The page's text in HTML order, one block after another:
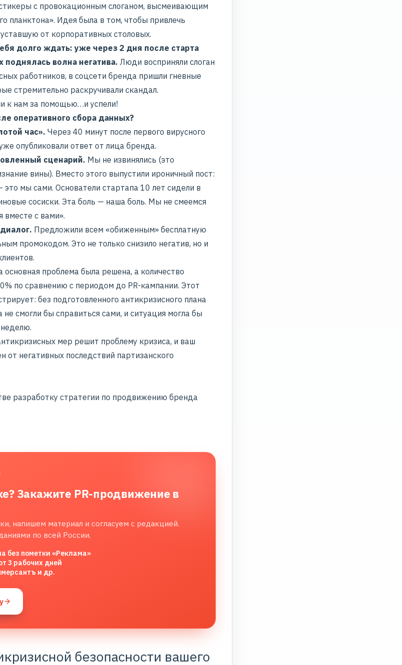
с провокационным слоганом, высмеивающим
планктона». Идея была в том, чтобы привлечь
от корпоративных столовых.
долго ждать: уже через 2 дня после старта
поднялась волна негатива. Люди восприняли слоган
работников, в соцсети бренда пришли гневные
стремительно раскручивали скандал.
к нам за помощью…и успели!
оперативного сбора данных?
час». Через 40 минут после первого вирусного
опубликовали ответ от лица бренда.
сценарий. Мы не извинялись (это
вины). Вместо этого выпустили ироничный пост:
мы сами. Основатели стартапа 10 лет сидели в
сосиски. Эта боль — наша боль. Мы не смеемся
с вами».
Предложили всем «обиженным» бесплатную
промокодом. Это не только снизило негатив, но и
основная проблема была решена, а количество
по сравнению с периодом до PR-кампании. Этот
без подготовленного антикризисного плана
не смогли бы справиться сами, и ситуация могла бы
мер решит проблему кризиса, и ваш
от негативных последствий партизанского
разработку стратегии по продвижению бренда
Закажите PR-продвижение в
напишем материал и согласуем с редакцией.
по всей России.
без пометки «Реклама»
3 рабочих дней
и др.
безопасности вашего